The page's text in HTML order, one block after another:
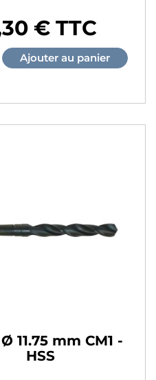
€ TTC
Ajouter au panier
11.75 mm CM1 -
HSS